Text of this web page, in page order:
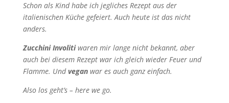
Schon als Kind habe ich jegliches Rezept aus der
italienischen Küche gefeiert. Auch heute ist das nicht
anders.
Zucchini Involitiwaren mir lange nicht bekannt, aber
auch bei diesem Rezept war ich gleich wieder Feuer und
Flamme. Undveganwar es auch ganz einfach.
Also los geht’s – here we go.